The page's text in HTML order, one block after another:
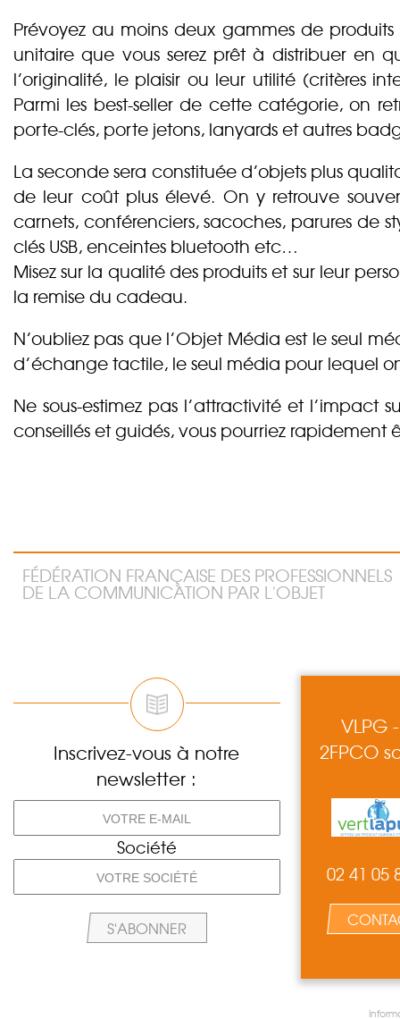
Prévoyez au moins deux gammes de
unitaire que vous serez prêt à distribuer en
l’originalité, le plaisir ou leur utilité (critères
Parmi les best-seller de cette catégorie, on
porte-clés, porte jetons, lanyards et autres
La seconde sera constituée d’objets plus
de leur coût plus élevé. On y retrouve
carnets, conférenciers, sacoches, parures de
clés USB, enceintes bluetooth etc…
Misez sur la qualité des produits et sur leur
la remise du cadeau.
N’oubliez pas que l’Objet Média est le seul
d’échange tactile, le seul média pour lequel
Ne sous-estimez pas l’attractivité et l’impact
conseillés et guidés, vous pourriez rapidement
FÉDÉRATION FRANÇAISE DES PROFESSIONNELS
DE LA COMMUNICATION PAR L'OBJET
Inscrivez-vous à notre
newsletter :
Société
VLPG
2FPCO
02 41 05